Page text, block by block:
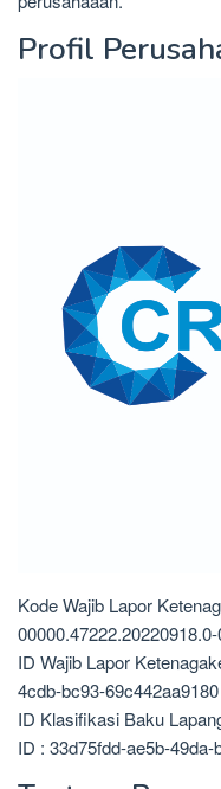
Profil
Kode Wajib Lapor
ID Wajib Lapor
4cdb-bc93-69c442aa9180
ID Klasifikasi Baku
ID : 33d75fdd-ae5b-